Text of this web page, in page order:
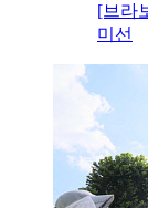
[브라
미선